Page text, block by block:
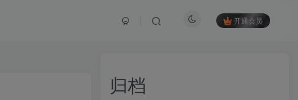
开通会员
归档